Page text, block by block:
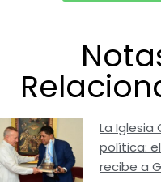
La Iglesia
política:
recibe a